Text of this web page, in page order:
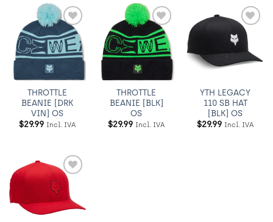
Añadir
a
Wishlist
THROTTLE
BEANIE [DRK
VIN] OS
$29.99 Incl. IVA
Añadir
a
Wishlist
THROTTLE
BEANIE [BLK]
OS
$29.99 Incl. IVA
Añadir
Wishlist
YTH LEGACY
110 SB HAT
[BLK] OS
$29.99 Incl. IVA
Añadir
Wishlist